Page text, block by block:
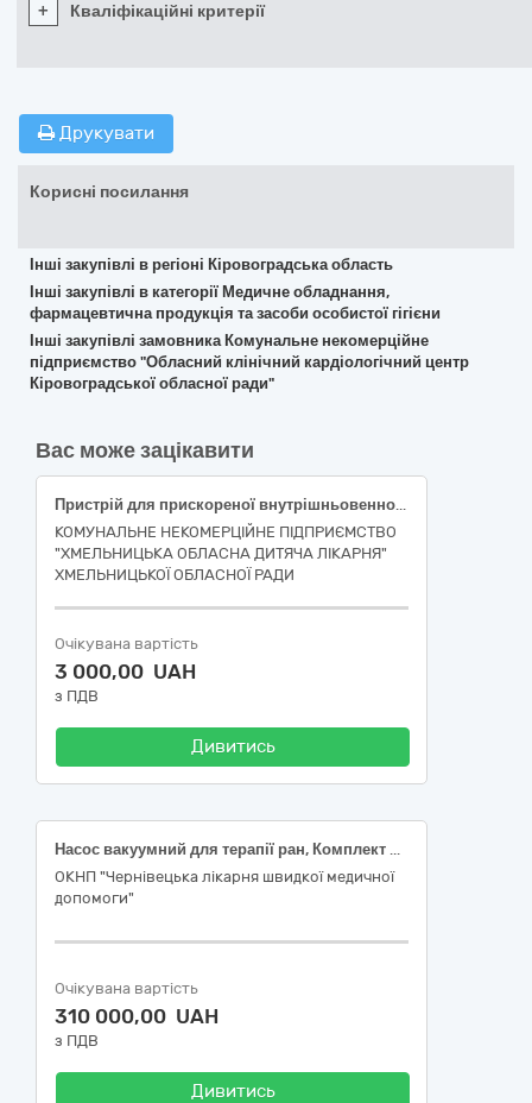
+ Кваліфікаційні критерії
Друкувати
Корисні посилання
Інші закупівлі в регіоні Кіровоградська область
Інші закупівлі в категорії Медичне обладнання,
фармацевтична продукція та засоби особистої гігієни
Інші закупівлі замовника Комунальне некомерційне
підприємство "Обласний клінічний кардіологічний центр
Кіровоградської обласної ради"
Вас може зацікавити
Пристрій для прискореної внутрішньовенної інфузії під тиском (система швидкого введення розчинів/крові)
КОМУНАЛЬНЕ НЕКОМЕРЦІЙНЕ ПІДПРИЄМСТВО
"ХМЕЛЬНИЦЬКА ОБЛАСНА ДИТЯЧА ЛІКАРНЯ"
ХМЕЛЬНИЦЬКОЇ ОБЛАСНОЇ РАДИ
Очікувана вартість
3 000,00 UAH
з ПДВ
Дивитись
Насос вакуумний для терапії ран, Комплект для вакуумної терапії ран, Пильне полотно осцилярної пилки НК 024:2023 – 20395 Система лікування ран негативним тиском із живленням від мережі; НК 024:2023 – 47406 Пов'язка з піноматеріалу для системи лікування ран від'ємним тиском; НК 024:2023 – 47951 Полотно для хірургічної пилки, одноразового використання, стерильне
ОКНП "Чернівецька лікарня швидкої медичної
допомоги"
Очікувана вартість
310 000,00 UAH
з ПДВ
Дивитись